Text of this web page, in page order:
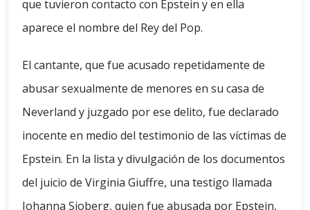
que tuvieron contacto con Epstein y en ella
aparece el nombre del Rey del Pop.
El cantante, que fue acusado repetidamente de
abusar sexualmente de menores en su casa de
Neverland y juzgado por ese delito, fue declarado
inocente en medio del testimonio de las víctimas de
Epstein. En la lista y divulgación de los documentos
del juicio de Virginia Giuffre, una testigo llamada
Johanna Sjoberg, quien fue abusada por Epstein,